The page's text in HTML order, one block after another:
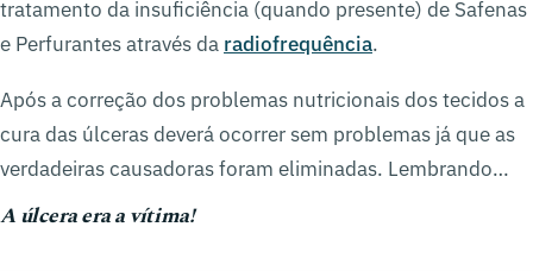
tratamento da insuficiência (quando presente) de Safenas
e Perfurantes através da radiofrequência.
Após a correção dos problemas nutricionais dos tecidos a
cura das úlceras deverá ocorrer sem problemas já que as
verdadeiras causadoras foram eliminadas. Lembrando…
A úlcera era a vítima!